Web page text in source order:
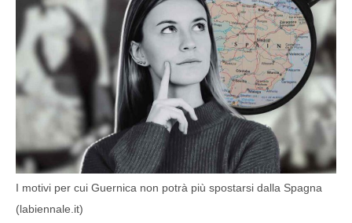
I motivi per cui Guernica non potrà più spostarsi dalla Spagna
(labiennale.it)